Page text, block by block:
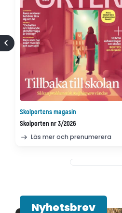
Skolportens magasin
Skolporten nr 3/2026
Läs mer och prenumerera
Nyhetsbrev